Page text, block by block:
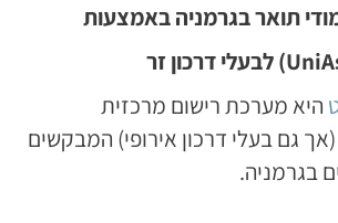
תואר בגרמניה באמצעות
) לבעלי דרכון זר
היא מערכת רישום מרכזית
גם בעלי דרכון אירופי) המבקשים
בגרמניה.